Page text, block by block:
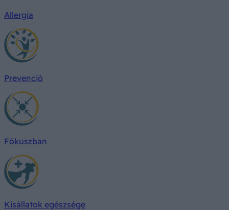
Allergia
Prevenció
Fókuszban
Kisállatok egészsége